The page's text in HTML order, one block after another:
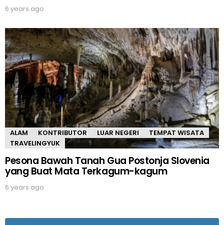
6 years ago
ALAM KONTRIBUTOR LUAR NEGERI
TEMPAT WISATA
TRAVELINGYUK
Pesona Bawah Tanah Gua Postonja Slovenia
yang Buat Mata Terkagum-kagum
6 years ago